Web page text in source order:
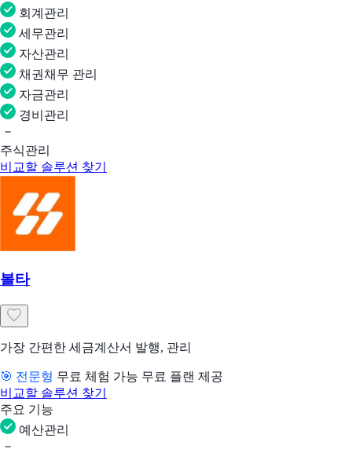
회계관리
세무관리
자산관리
채권채무 관리
자금관리
경비관리
주식관리
비교할 솔루션 찾기
볼타
가장 간편한 세금계산서 발행, 관리
🎯 전문형 무료 체험 가능 무료 플랜 제공
비교할 솔루션 찾기
주요 기능
예산관리